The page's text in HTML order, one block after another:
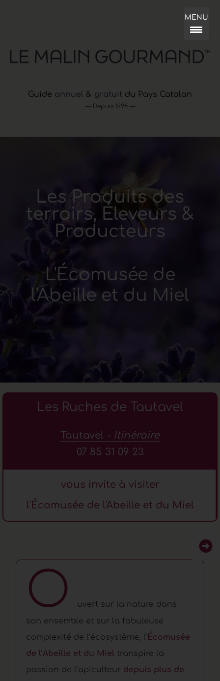
MENU
Guide annuel & gratuit du Pays Catalan
— Depuis 1998 —
Les Produits des
terroirs, Éleveurs &
Producteurs
L'Écomusée de
l'Abeille et du Miel
Les Ruches de Tautavel
Tautavel - Itinéraire
07 85 31 09 23
vous invite à visiter
l'Écomusée de l'Abeille et du Miel
O
uvert sur la nature dans
son ensemble et sur la fabuleuse
complexité de l’écosystème, l’ Écomusée
de l’Abeille et du Miel transpire la
passion de l’apiculteur depuis plus de